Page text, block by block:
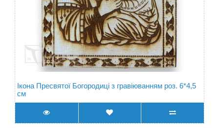
Ікона Пресвятої Богородиці з гравіюванням роз. 6*4,5
см